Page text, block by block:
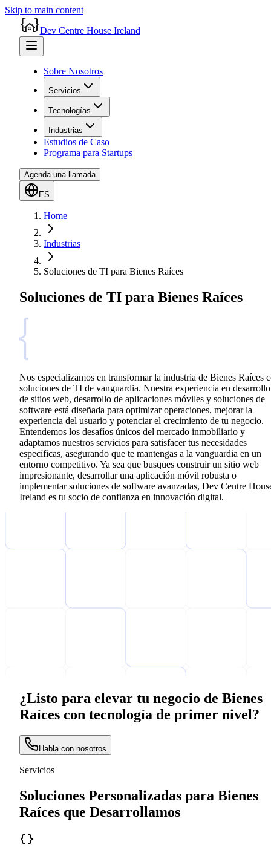
Skip to main content
Dev Centre House Ireland
Sobre Nosotros
Servicios
Tecnologías
Industrias
Estudios de Caso
Programa para Startups
Agenda una llamada
ES
Home
Industrias
Soluciones de TI para Bienes Raíces
Soluciones de TI para Bienes Raíces
Nos especializamos en transformar la industria de Bienes Raíces
soluciones de TI de vanguardia. Nuestra experiencia en desarrollo
de sitios web, desarrollo de aplicaciones móviles y soluciones de
software está diseñada para optimizar operaciones, mejorar la
experiencia del usuario y potenciar el crecimiento de tu negocio.
Entendemos los desafíos únicos del mercado inmobiliario y
adaptamos nuestros servicios para satisfacer tus necesidades
específicas, asegurando que te mantengas a la vanguardia en un
entorno competitivo. Ya sea que busques construir un sitio web
impresionante, desarrollar una aplicación móvil robusta o
implementar soluciones de software avanzadas, Dev Centre
Ireland es tu socio de confianza en innovación digital.
¿Listo para elevar tu negocio de Bienes
Raíces con tecnología de primer nivel?
Habla con nosotros
Servicios
Soluciones Personalizadas para Bienes
Raíces que Desarrollamos